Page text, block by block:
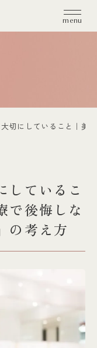
トラクリニック）
menu
切にしていること｜美
しているこ
で後悔しな
の考え方